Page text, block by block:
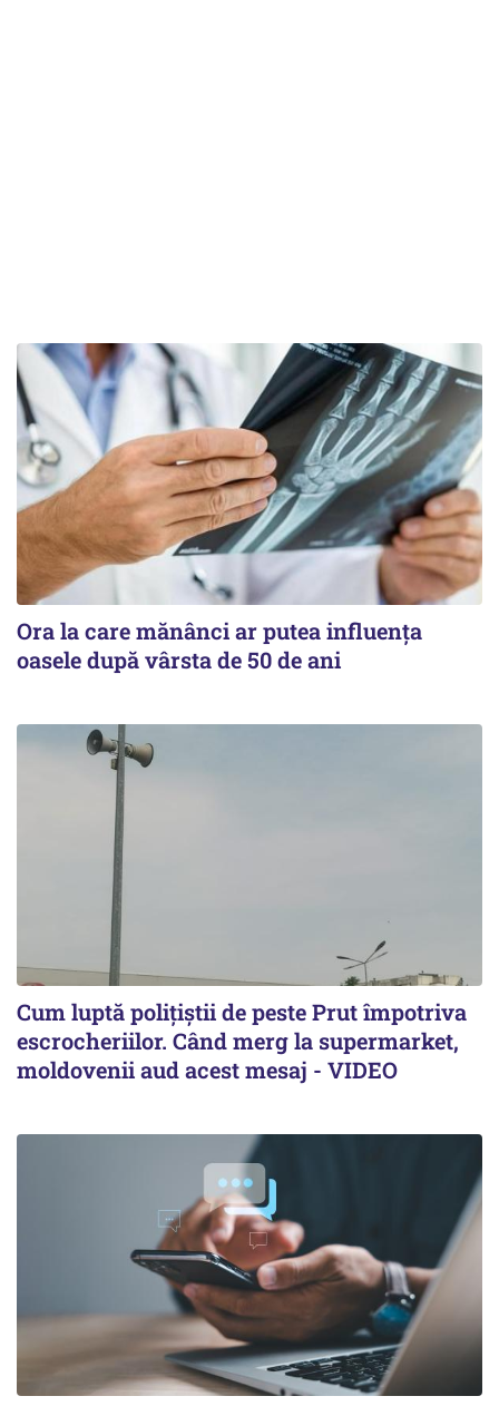
Ora la care mănânci ar putea influența
oasele după vârsta de 50 de ani
Cum luptă polițiștii de peste Prut împotriva
escrocheriilor. Când merg la supermarket,
moldovenii aud acest mesaj - VIDEO